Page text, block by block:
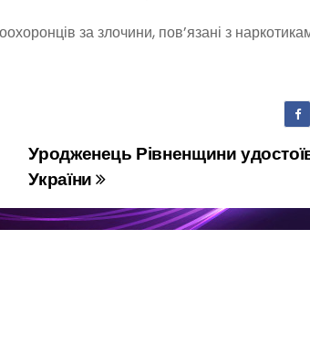
за злочини, пов’язані з
Уродженець Рівненщини
України